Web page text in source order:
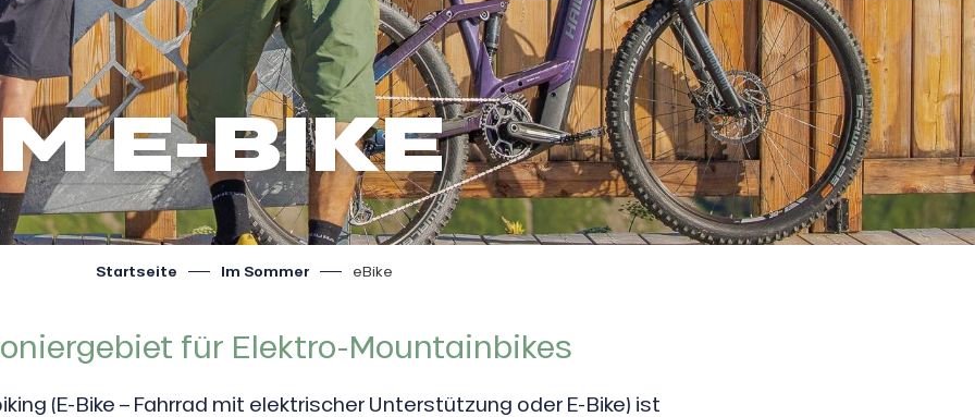
E-BIKE
Startseite Im Sommer eBike
für Elektro-Mountainbikes
(E-Bike – Fahrrad mit elektrischer Unterstützung oder E-Bike) ist